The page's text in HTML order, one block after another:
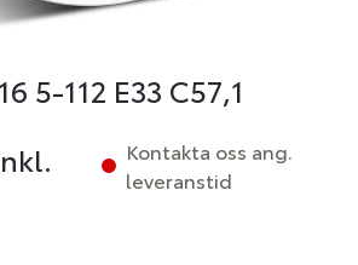
5-112 E33 C57,1
Kontakta oss ang.
leveranstid